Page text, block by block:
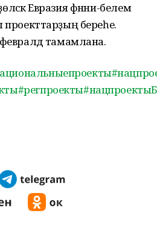
Евразия фәнни-белем
проекттарҙың береһе.
тамамлана.
#регпроекты